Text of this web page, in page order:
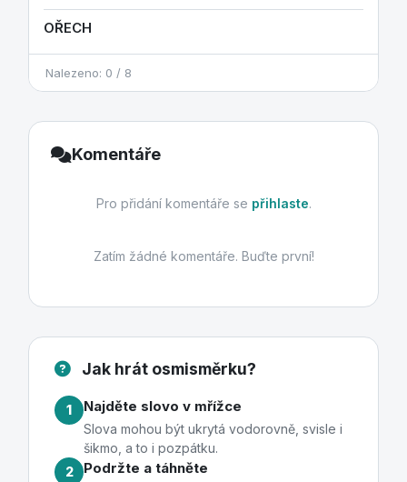
OŘECH
Nalezeno: 0 / 8
Komentáře
Pro přidání komentáře se přihlaste.
Zatím žádné komentáře. Buďte první!
Jak hrát osmisměrku?
1 Najděte slovo v mřížce
Slova mohou být ukrytá vodorovně, svisle i
šikmo, a to i pozpátku.
2
Podržte a táhněte